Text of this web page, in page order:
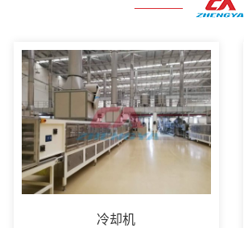
冷却机